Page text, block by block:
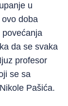
u
doba
povećanja
da se svaka
profesor
se sa
Pašića.